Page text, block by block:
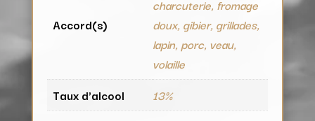
Accord(s)
charcuterie, fromage
doux, gibier, grillades,
lapin, porc, veau,
volaille
Taux d'alcool
13%